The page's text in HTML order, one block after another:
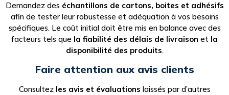
Demandez des échantillons de cartons, boites et adhésifs
afin de tester leur robustesse et adéquation à vos besoins
spécifiques. Le coût initial doit être mis en balance avec des
facteurs tels que la fiabilité des délais de livraison et la
disponibilité des produits.
Faire attention aux avis clients
Consultez les avis et évaluations laissés par d’autres